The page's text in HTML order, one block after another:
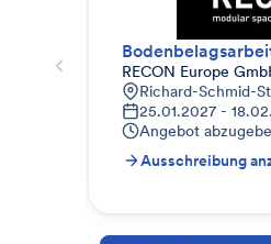
RECON Europe
Richard-Schmid-
25.01.2027 -
Angebot
Ausschreibung